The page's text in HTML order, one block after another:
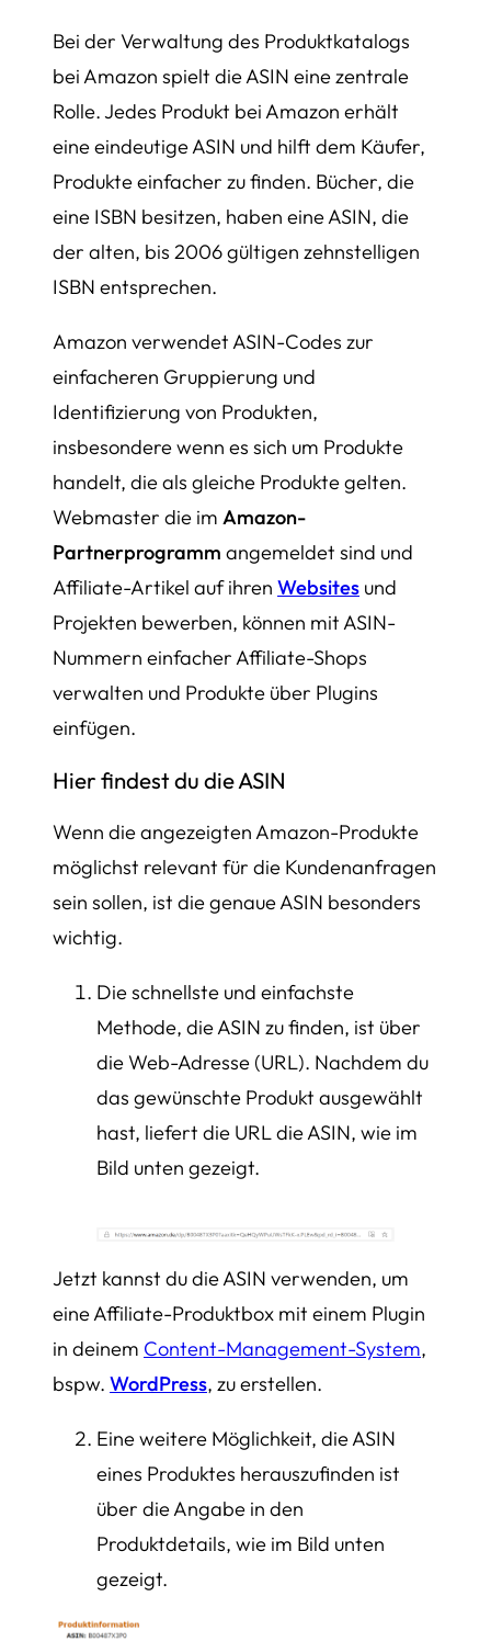
Bei der Verwaltung des Produktkatalogs
bei Amazon spielt die ASIN eine zentrale
Rolle. Jedes Produkt bei Amazon erhält
eine eindeutige ASIN und hilft dem Käufer,
Produkte einfacher zu finden. Bücher, die
eine ISBN besitzen, haben eine ASIN, die
der alten, bis 2006 gültigen zehnstelligen
ISBN entsprechen.
Amazon verwendet ASIN-Codes zur
einfacheren Gruppierung und
Identifizierung von Produkten,
insbesondere wenn es sich um Produkte
handelt, die als gleiche Produkte gelten.
Webmaster die im Amazon-
Partnerprogramm angemeldet sind und
Affiliate-Artikel auf ihren Websites und
Projekten bewerben, können mit ASIN-
Nummern einfacher Affiliate-Shops
verwalten und Produkte über Plugins
einfügen.
Hier findest du die ASIN
Wenn die angezeigten Amazon-Produkte
möglichst relevant für die Kundenanfragen
sein sollen, ist die genaue ASIN besonders
wichtig.
Die schnellste und einfachste
Methode, die ASIN zu finden, ist über
die Web-Adresse (URL). Nachdem du
das gewünschte Produkt ausgewählt
hast, liefert die URL die ASIN, wie im
Bild unten gezeigt.
Jetzt kannst du die ASIN verwenden, um
eine Affiliate-Produktbox mit einem Plugin
in deinem Content-Management-System,
bspw. WordPress, zu erstellen.
Eine weitere Möglichkeit, die ASIN
eines Produktes herauszufinden ist
über die Angabe in den
Produktdetails, wie im Bild unten
gezeigt.